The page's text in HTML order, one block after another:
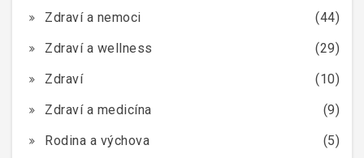
Zdraví a nemoci
(44)
Zdraví a wellness
(29)
Zdraví
(10)
Zdraví a medicína
(9)
Rodina a výchova
(5)